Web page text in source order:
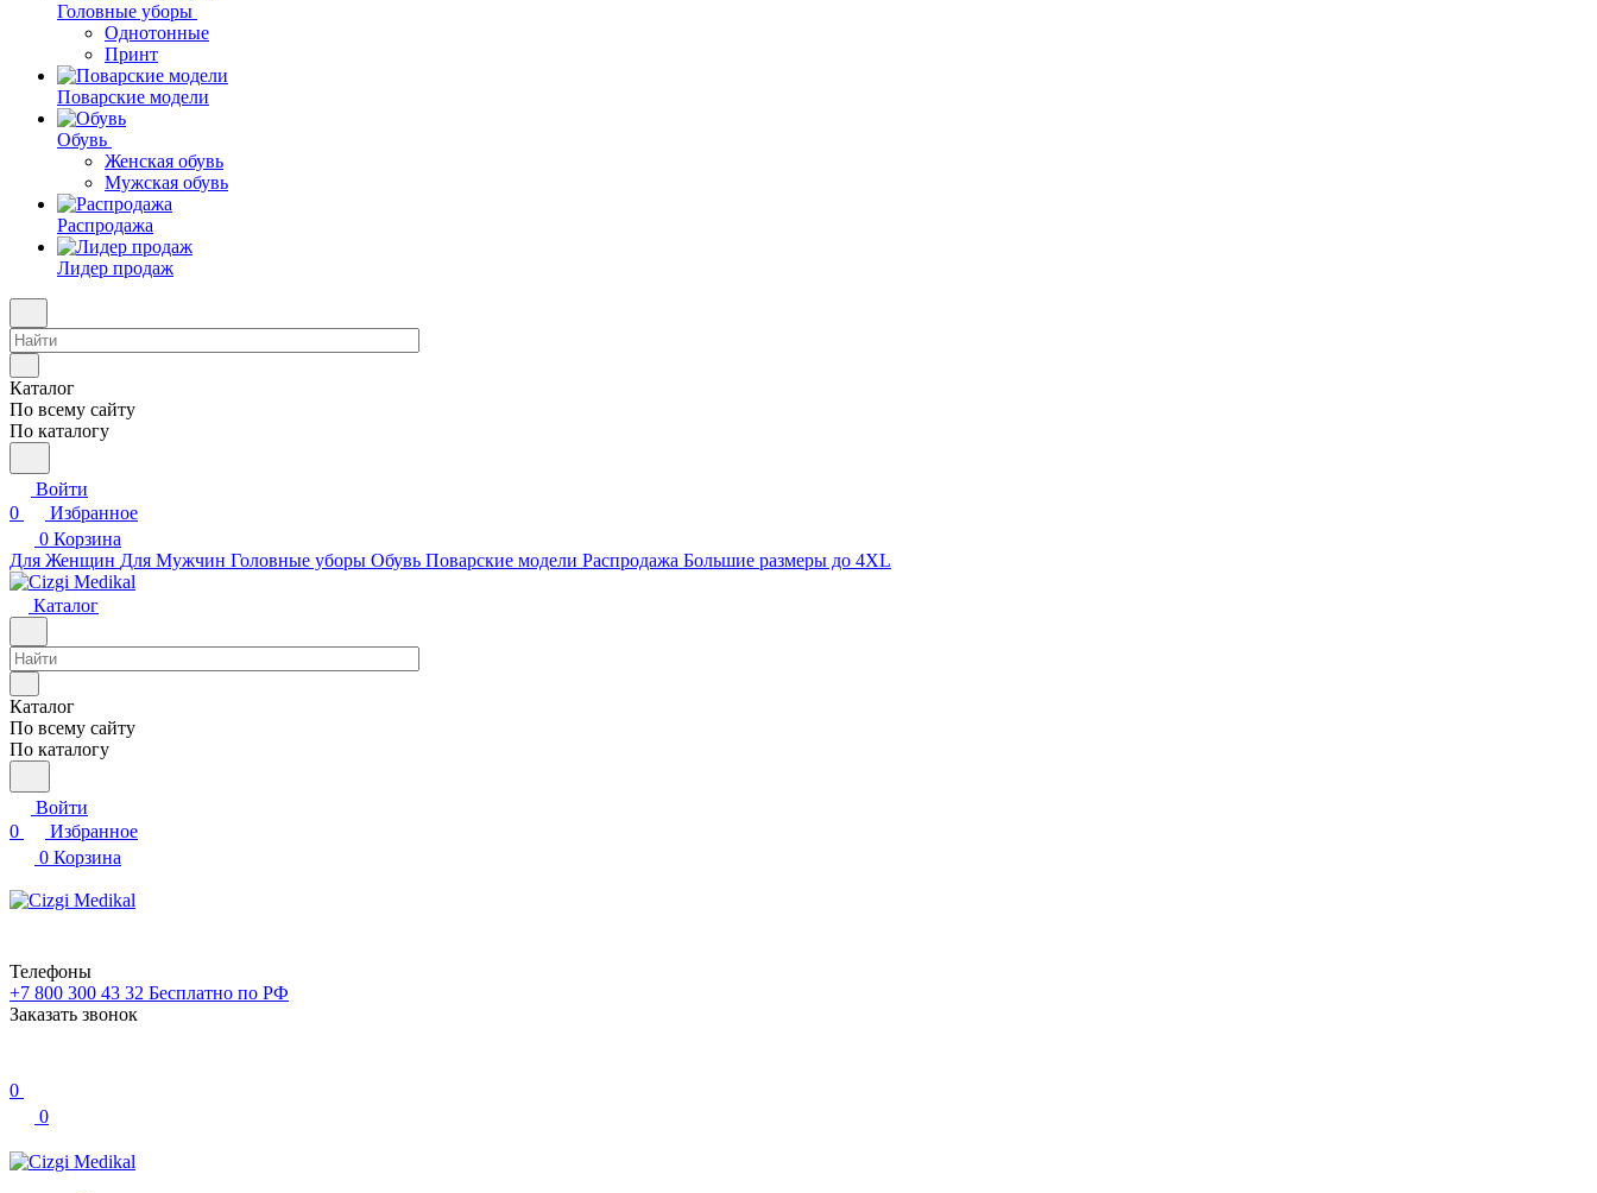
Головные уборы
Однотонные
Принт
Поварские модели
Обувь
Женская обувь
Мужская обувь
Распродажа
Лидер продаж
Каталог
По всему сайту
По каталогу
Войти
0
Избранное
0 Корзина
Для Женщин Для Мужчин Головные уборы Обувь Поварские модели Распродажа Большие размеры до 4XL
Каталог
Каталог
По всему сайту
По каталогу
Войти
0
Избранное
0 Корзина
Телефоны
+7 800 300 43 32 Бесплатно по РФ
Заказать звонок
0
0